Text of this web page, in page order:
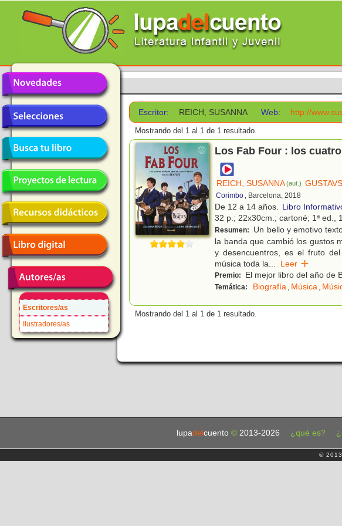
Escritores/as
Ilustradores/as
Escritor: REICH, SUSANNA Web: http://
Mostrando del 1 al 1 de 1 resultado.
Los Fab Four : los
REICH, SUSANNA(aut.)
Corimbo , Barcelona, 2018
De 12 a 14 años. Libro
32 p.; 22x30cm.; cartoné; 1ª ed.,
Resumen:
Un bello y emotivo
la banda que cambió los gustos
y desencuentros, es el fruto
música toda la... Leer
Premio: El mejor libro del año de
Temática: Biografía, Música,
Mostrando del 1 al 1 de 1 resultado.
lupadel cuento © 2013-2026 ¿qué es?
©